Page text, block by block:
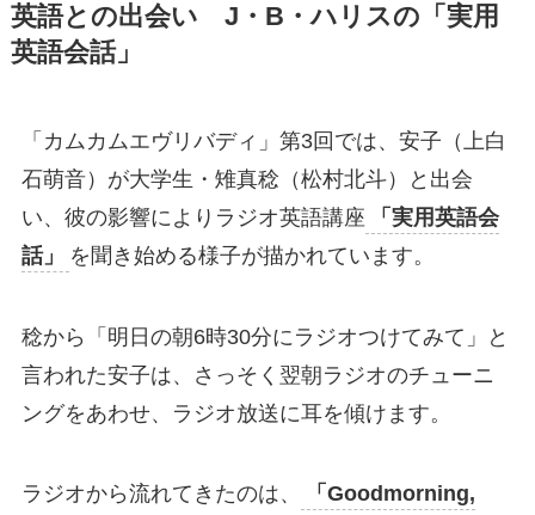
英語との出会い J・B・ハリスの「実用
英語会話」
「カムカムエヴリバディ」第3回では、安子（上白
石萌音）が大学生・雉真稔（松村北斗）と出会
い、彼の影響によりラジオ英語講座
「実用英語会
話」
を聞き始める様子が描かれています。
稔から「明日の朝6時30分にラジオつけてみて」と
言われた安子は、さっそく翌朝ラジオのチューニ
ングをあわせ、ラジオ放送に耳を傾けます。
ラジオから流れてきたのは、
「Goodmorning,